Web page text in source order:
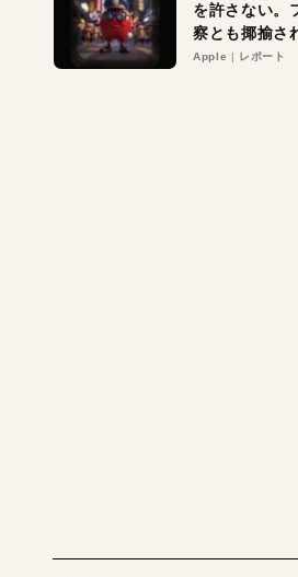
を許さない。
察とも揶揄さ
異議申し立て
Apple レポート